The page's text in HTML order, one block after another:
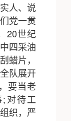
人、说
党一贯
20世纪
四采油
蜡片，
队展开
要当老
对待工
织，严